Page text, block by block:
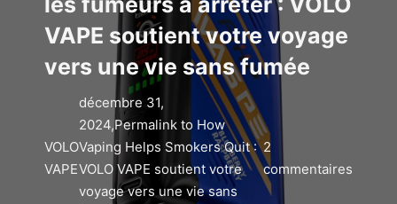
VAPE soutient votre voyage
vers une vie sans fumée
VOLO
VAPE
décembre 31,
2024,Permalink to How
Vaping Helps Smokers Quit :
VOLO VAPE soutient votre
voyage vers une vie sans
2
commentaires